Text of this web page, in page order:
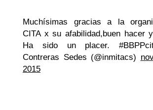
Muchísimas gracias a la
CITA x su afabilidad,buen hacer
Ha sido un placer.
Contreras Sedes (@inmitacs)
2015